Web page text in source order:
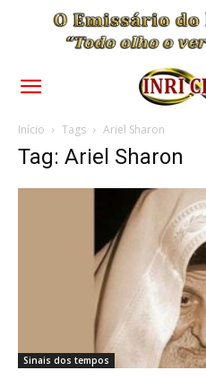
Início Tags Ariel Sharon
Tag: Ariel Sharon
Sinais dos tempos